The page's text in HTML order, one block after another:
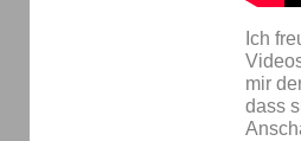
Ich
mir
dass